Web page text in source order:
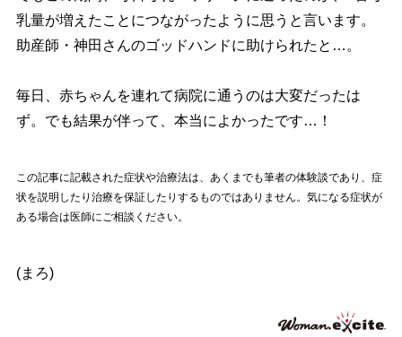
乳量が増えたことにつながったように思うと言います。
助産師・神田さんのゴッドハンドに助けられたと…。
毎日、赤ちゃんを連れて病院に通うのは大変だったは
ず。でも結果が伴って、本当によかったです…！
この記事に記載された症状や治療法は、あくまでも筆者の体験談であり、症
状を説明したり治療を保証したりするものではありません。気になる症状が
ある場合は医師にご相談ください。
(まろ)